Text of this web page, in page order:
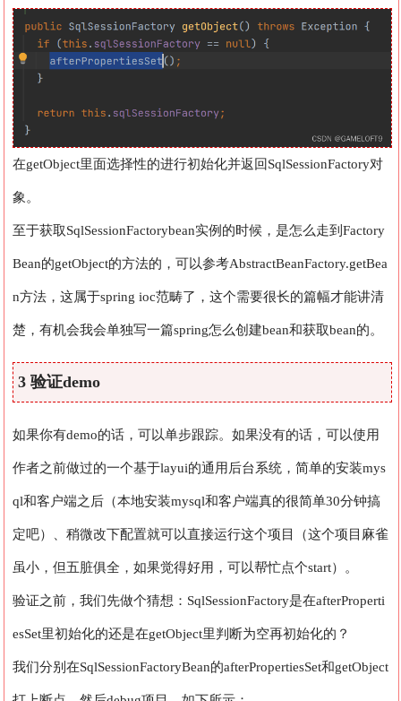
在getObject里面选择性的进行初始化并返回SqlSessionFactory对
象。
至于获取SqlSessionFactorybean实例的时候，是怎么走到Factory
Bean的getObject的方法的，可以参考AbstractBeanFactory.getBea
n方法，这属于spring ioc范畴了，这个需要很长的篇幅才能讲清
楚，有机会我会单独写一篇spring怎么创建bean和获取bean的。
3 验证demo
如果你有demo的话，可以单步跟踪。如果没有的话，可以使用
作者之前做过的一个基于layui的通用后台系统，简单的安装mys
ql和客户端之后（本地安装mysql和客户端真的很简单30分钟搞
定吧）、稍微改下配置就可以直接运行这个项目（这个项目麻雀
虽小，但五脏俱全，如果觉得好用，可以帮忙点个start）。
验证之前，我们先做个猜想：SqlSessionFactory是在afterProperti
esSet里初始化的还是在getObject里判断为空再初始化的？
我们分别在SqlSessionFactoryBean的afterPropertiesSet和getObject